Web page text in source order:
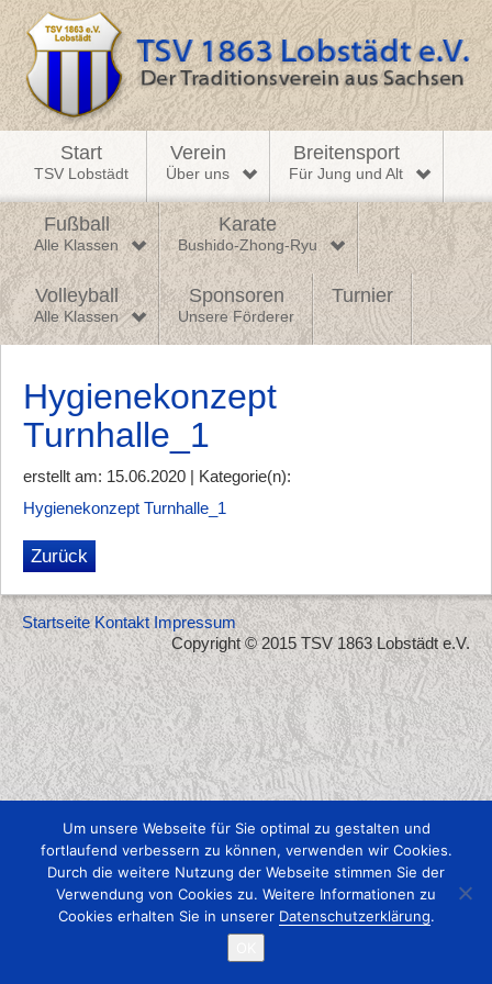
Start
TSV Lobstädt
Verein
Über uns
Breitensport
Für Jung und Alt
Fußball
Alle Klassen
Karate
Bushido-Zhong-Ryu
Volleyball
Alle Klassen
Sponsoren
Unsere Förderer
Turnier
Hygienekonzept
Turnhalle_1
erstellt am: 15.06.2020 | Kategorie(n):
Hygienekonzept Turnhalle_1
Zurück
Startseite Kontakt Impressum
Copyright © 2015 TSV 1863 Lobstädt e.V.
Um unsere Webseite für Sie optimal zu gestalten und
fortlaufend verbessern zu können, verwenden wir Cookies.
Durch die weitere Nutzung der Webseite stimmen Sie der
Verwendung von Cookies zu. Weitere Informationen zu
Cookies erhalten Sie in unserer Datenschutzerklärung.